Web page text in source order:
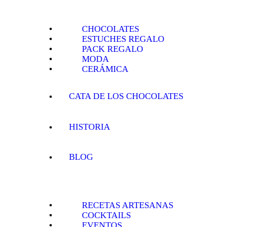
CHOCOLATES
ESTUCHES REGALO
PACK REGALO
MODA
CERÁMICA
CATA DE LOS CHOCOLATES
HISTORIA
BLOG
RECETAS ARTESANAS
COCKTAILS
EVENTOS
HISTORIA
BLOG
CONTACTO
MI CUENTA